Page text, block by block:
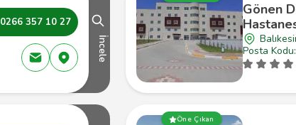
0266 357 10 27
İncele
Gönen
Posta
Öne Çıkan